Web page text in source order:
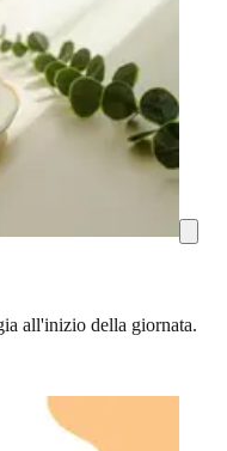
all'inizio della giornata.